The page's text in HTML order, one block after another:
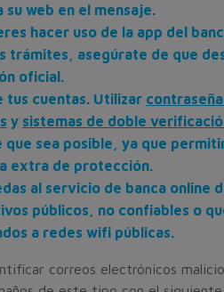
su web en el mensaje.
hacer uso de la app del
trámites, asegúrate de que
oficial.
tus cuentas. Utilizar
y sistemas de doble
que sea posible, ya que
extra de protección.
al servicio de banca online
públicos, no confiables o
a redes wifi públicas.
correos electrónicos